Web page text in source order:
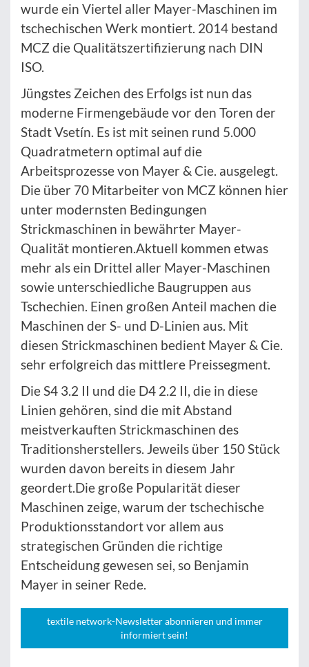
wurde ein Viertel aller Mayer-Maschinen im
tschechischen Werk montiert. 2014 bestand
MCZ die Qualitätszertifizierung nach DIN
ISO.
Jüngstes Zeichen des Erfolgs ist nun das
moderne Firmengebäude vor den Toren der
Stadt Vsetín. Es ist mit seinen rund 5.000
Quadratmetern optimal auf die
Arbeitsprozesse von Mayer & Cie. ausgelegt.
Die über 70 Mitarbeiter von MCZ können hier
unter modernsten Bedingungen
Strickmaschinen in bewährter Mayer-
Qualität montieren.Aktuell kommen etwas
mehr als ein Drittel aller Mayer-Maschinen
sowie unterschiedliche Baugruppen aus
Tschechien. Einen großen Anteil machen die
Maschinen der S- und D-Linien aus. Mit
diesen Strickmaschinen bedient Mayer & Cie.
sehr erfolgreich das mittlere Preissegment.
Die S4 3.2 II und die D4 2.2 II, die in diese
Linien gehören, sind die mit Abstand
meistverkauften Strickmaschinen des
Traditionsherstellers. Jeweils über 150 Stück
wurden davon bereits in diesem Jahr
geordert.Die große Popularität dieser
Maschinen zeige, warum der tschechische
Produktionsstandort vor allem aus
strategischen Gründen die richtige
Entscheidung gewesen sei, so Benjamin
Mayer in seiner Rede.
textile network-Newsletter abonnieren und immer
informiert sein!